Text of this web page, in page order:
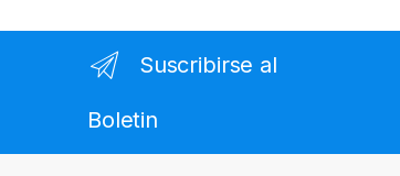
Suscribirse al
Boletin